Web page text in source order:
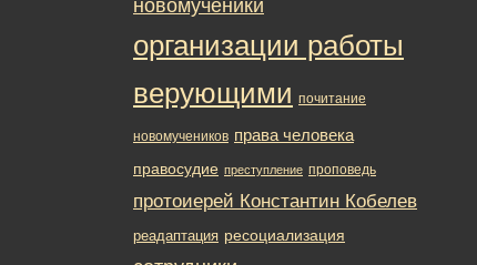
организации работы
верующими почитание
новомучеников права человека
правосудие преступление проповедь
протоиерей Константин Кобелев
реадаптация ресоциализация